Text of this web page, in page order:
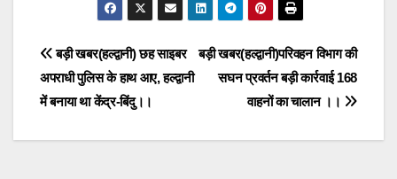
Post
navigation
बड़ी खबर(हल्द्वानी)परिवहन विभाग की
सघन प्रवर्तन बड़ी कार्रवाई 168
वाहनों का चालान ।।
बड़ी खबर(हल्द्वानी) छह साइबर
अपराधी पुलिस के हाथ आए, हल्द्वानी
में बनाया था केंद्र-बिंदु।।